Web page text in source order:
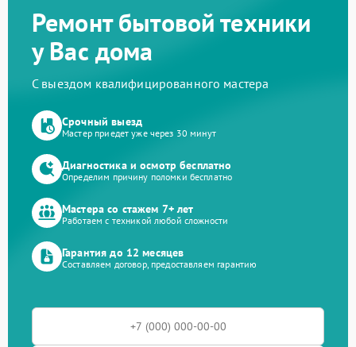
Ремонт бытовой техники
у Вас дома
С выездом квалифицированного мастера
Срочный выезд
Мастер приедет уже через 30 минут
Диагностика и осмотр бесплатно
Определим причину поломки бесплатно
Мастера со стажем 7+ лет
Работаем с техникой любой сложности
Гарантия до 12 месяцев
Составляем договор, предоставляем гарантию